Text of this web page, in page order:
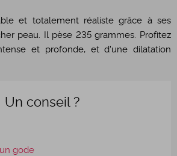
et totalement réaliste grâce à ses
peau. Il pèse 235 grammes. Profitez
et profonde, et d'une dilatation
Un conseil ?
gode